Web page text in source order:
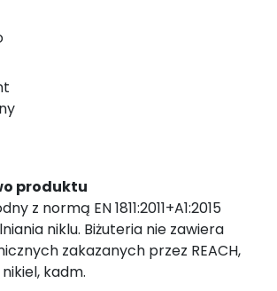
produktu
z normą EN 1811:2011+A1:2015
niklu. Biżuteria nie zawiera
zakazanych przez REACH,
kadm.